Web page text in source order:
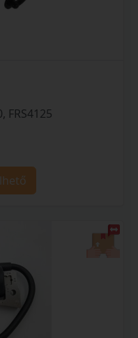
FRS4125